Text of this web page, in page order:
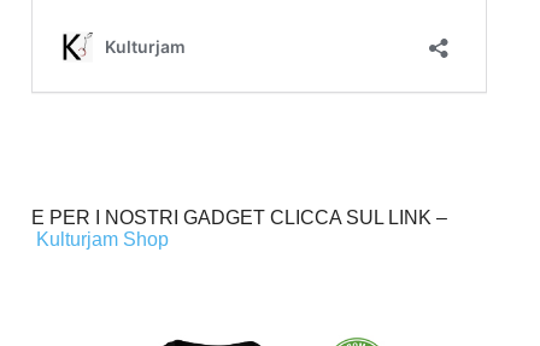
E PER I NOSTRI GADGET CLICCA SUL LINK –
Kulturjam Shop